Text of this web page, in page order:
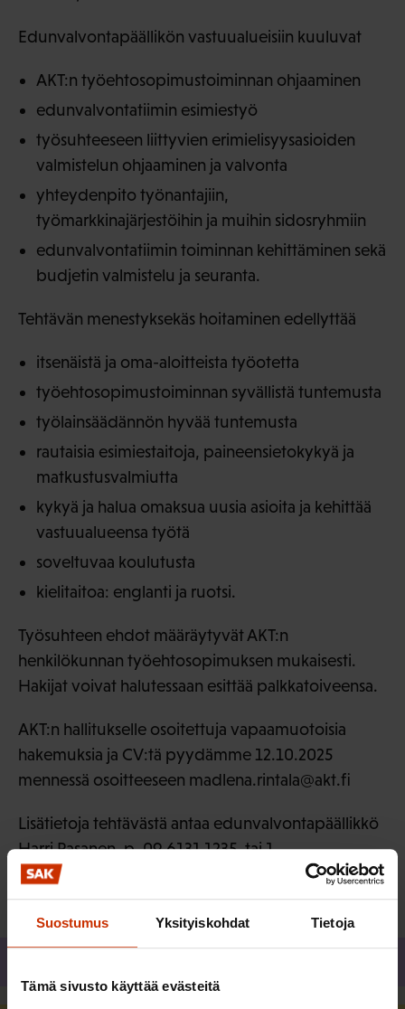
Suostumus Yksityiskohdat Tietoja
Tämä sivusto käyttää evästeitä
Edunvalvontapäällikön vastuualueisiin kuuluvat
AKT:n työehtosopimustoiminnan ohjaaminen
edunvalvontatiimin esimiestyö
työsuhteeseen liittyvien erimielisyysasioiden
valmistelun ohjaaminen ja valvonta
yhteydenpito työnantajiin,
työmarkkinajärjestöihin ja muihin sidosryhmiin
edunvalvontatiimin toiminnan kehittäminen sekä
budjetin valmistelu ja seuranta.
Tehtävän menestyksekäs hoitaminen edellyttää
itsenäistä ja oma-aloitteista työotetta
työehtosopimustoiminnan syvällistä tuntemusta
työlainsäädännön hyvää tuntemusta
rautaisia esimiestaitoja, paineensietokykyä ja
matkustusvalmiutta
kykyä ja halua omaksua uusia asioita ja kehittää
vastuualueensa työtä
soveltuvaa koulutusta
kielitaitoa: englanti ja ruotsi.
Työsuhteen ehdot määräytyvät AKT:n
henkilökunnan työehtosopimuksen mukaisesti.
Hakijat voivat halutessaan esittää palkkatoiveensa.
AKT:n hallitukselle osoitettuja vapaamuotoisia
hakemuksia ja CV:tä pyydämme 12.10.2025
mennessä osoitteeseen madlena.rintala@akt.fi
Lisätietoja tehtävästä antaa edunvalvontapäällikkö
Harri Pasanen, p. 09 6131 1235, tai 1.
varapuheenjohtaja Jarkko Arpula, p. 09 6131 1202.